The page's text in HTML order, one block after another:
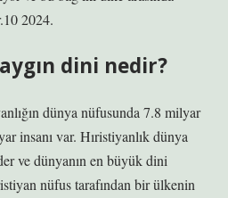
2024.
dini nedir?
dünya nüfusunda 7.8 milyar
insanı var. Hıristiyanlık dünya
ve dünyanın en büyük dini
nüfus tarafından bir ülkenin